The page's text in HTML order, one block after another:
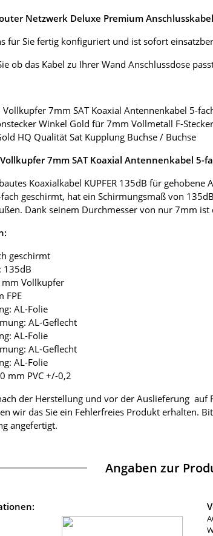
Netzwerk Deluxe Premium
für Sie fertig konfiguriert und ist sofort
ob das Kabel zu Ihrer Wand Anschlussdose
7mm SAT Koaxial Antennenkabel 5-
Winkel Gold für 7mm Vollmetall F-
HQ Qualität Sat Kupplung Buchse / Buchse
7mm SAT Koaxial Antennenkabel 5-
Koaxialkabel KUPFER 135dB für
geschirmt, hat ein Schirmungsmaß von
Dank seinem Durchmesser von nur 7mm
geschirmt
135dB
Vollkupfer
FPE
AL-Folie
AL-Geflecht
AL-Folie
AL-Geflecht
AL-Folie
mm PVC +/-0,2
der Herstellung und vor der Auslieferung auf
wir das Sie ein Fehlerfreies Produkt erhalten.
angefertigt.
Angaben zur